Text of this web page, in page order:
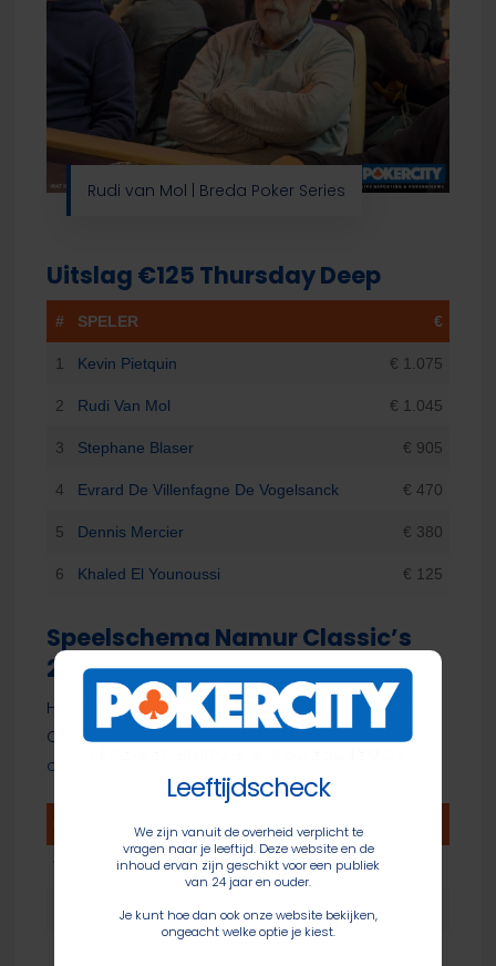
Rudi van Mol | Breda Poker Series
Uitslag €125 Thursday Deep
# SPELER €
1 Kevin Pietquin € 1.075
2 Rudi Van Mol € 1.045
3 Stephane Blaser € 905
4 Evrard De Villenfagne De Vogelsanck € 470
5 Dennis Mercier € 380
6 Khaled El Younoussi € 125
Speelschema Namur Classic’s
2026
Hieronder vind je het speelschema van de Namur
Classic’s voor de komende drie dagen.Je kan
online tickets boeken via de website
VR 24/04 16:00 1 €175 The Starter – Day 1B
19:30 €125 Super Stack Turbo
Leeftijdscheck
We zijn vanuit de overheid verplicht te
vragen naar je leeftijd. Deze website en de
inhoud ervan zijn geschikt voor een publiek
van 24 jaar en ouder.
Je kunt hoe dan ook onze website bekijken,
ongeacht welke optie je kiest.